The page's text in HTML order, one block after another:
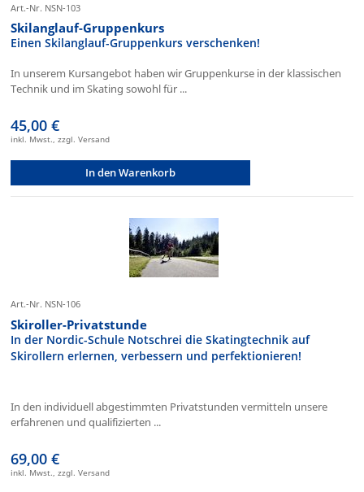
Art.-Nr. NSN-103
Skilanglauf-Gruppenkurs
Einen Skilanglauf-Gruppenkurs verschenken!
In unserem Kursangebot haben wir Gruppenkurse in der klassischen
Technik und im Skating sowohl für ...
45,00 €
inkl. Mwst., zzgl. Versand
In den Warenkorb
Art.-Nr. NSN-106
Skiroller-Privatstunde
In der Nordic-Schule Notschrei die Skatingtechnik auf
Skirollern erlernen, verbessern und perfektionieren!
In den individuell abgestimmten Privatstunden vermitteln unsere
erfahrenen und qualifizierten ...
69,00 €
inkl. Mwst., zzgl. Versand